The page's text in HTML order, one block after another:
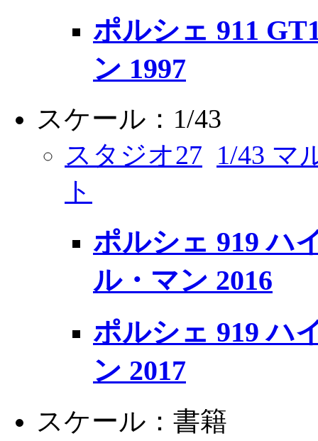
ポルシェ 911
ン 1997
スケール：1/43
スタジオ27 1/43 マ
ト
ポルシェ 919 ハ
ル・マン 2016
ポルシェ 919 ハ
ン 2017
スケール：書籍